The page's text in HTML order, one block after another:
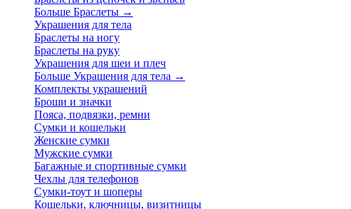
Больше Браслеты →
Украшения для тела
Браслеты на ногу
Браслеты на руку
Украшения для шеи и плеч
Больше Украшения для тела →
Комплекты украшений
Броши и значки
Пояса, подвязки, ремни
Сумки и кошельки
Женские сумки
Мужские сумки
Багажные и спортивные сумки
Чехлы для телефонов
Сумки-тоут и шоперы
Кошельки, ключницы, визитницы